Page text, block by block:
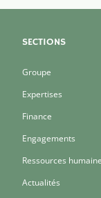
SECTIONS
Groupe
Expertises
Finance
Engagements
Ressources
Actualités